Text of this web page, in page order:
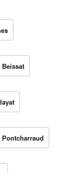
Beissat
Pontcharraud